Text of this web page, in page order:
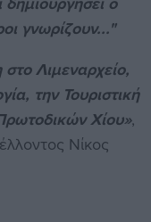
γνωρίζουν..."
Λιμεναρχείο,
την Τουριστική
Χίου»,
Νίκος